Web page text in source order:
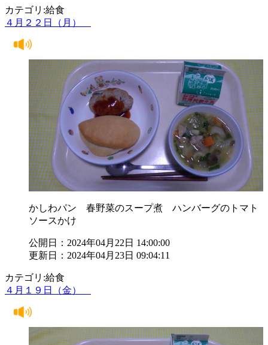
カテゴリ:給食
４月２２日（月）
かしわパン 春野菜のスープ煮 ハンバーグのトマト
ソースかけ
公開日：2024年04月22日 14:00:00
更新日：2024年04月23日 09:04:11
カテゴリ:給食
４月１９日（金）